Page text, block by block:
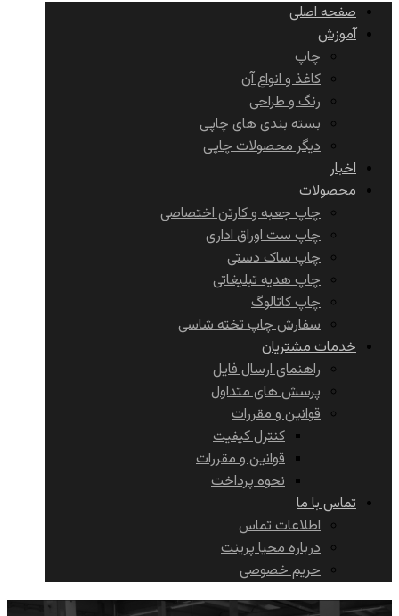
صفحه اصلی
آموزش
چاپ
کاغذ و انواع آن
رنگ و طراحی
بسته بندی های چاپی
دیگر محصولات چاپی
اخبار
محصولات
چاپ جعبه و کارتن اختصاصی
چاپ ست اوراق اداری
چاپ ساک دستی
چاپ هدیه تبلیغاتی
چاپ کاتالوگ
سفارش چاپ تخته شاسی
خدمات مشتریان
راهنمای ارسال فایل
پرسش های متداول
قوانین و مقررات
کنترل کیفیت
قوانین و مقررات
نحوه پرداخت
تماس با ما
اطلاعات تماس
درباره محیا پرینت
حریم خصوصی